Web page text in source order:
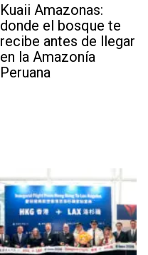
Kuaii Amazonas:
donde el bosque te
recibe antes de llegar
en la Amazonía
Peruana